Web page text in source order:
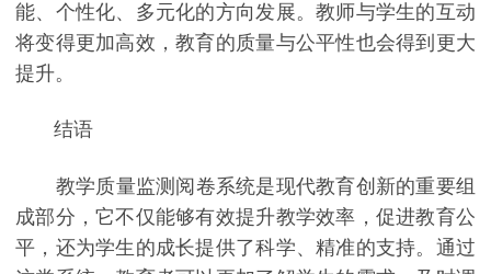
能、个性化、多元化的方向发展。教师与学生的互动
将变得更加高效，教育的质量与公平性也会得到更大
提升。
结语
教学质量监测阅卷系统是现代教育创新的重要组
成部分，它不仅能够有效提升教学效率，促进教育公
平，还为学生的成长提供了科学、精准的支持。通过